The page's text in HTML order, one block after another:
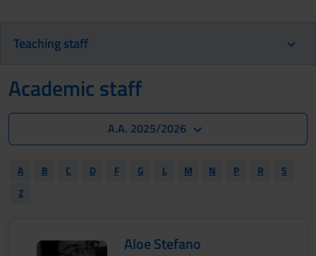
Teaching staff
Academic staff
A.A. 2025/2026
A B C D F G L M N P R
S
Z
Aloe Stefano